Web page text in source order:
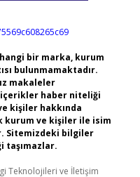
bir marka, kurum
bulunmamaktadır.
makaleler
içerikler haber niteliği
kişiler hakkında
kurum ve kişiler ile isim
Sitemizdeki bilgiler
taşımazlar.
Teknolojileri ve İletişim